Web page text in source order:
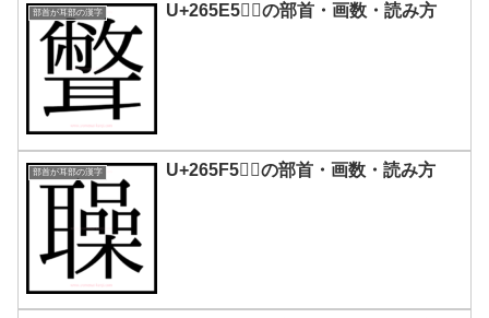
部首が耳部の漢字 U+265E5｜𦗥の部首・画数・読み方
部首が耳部の漢字 U+265F5｜𦗵の部首・画数・読み方